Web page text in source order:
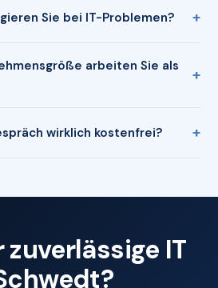
Sie bei IT-Problemen?
arbeiten Sie als
wirklich kostenfrei?
IT